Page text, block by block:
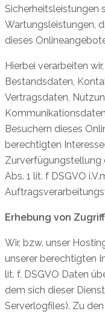
Sicherheitsleistungen
Wartungsleistungen,
dieses
Hierbei verarbeiten
Bestandsdaten,
Vertragsdaten,
Besuchern dieses
berechtigten
Zurverfügungstellung
Abs. 1 lit. f DSGVO
Erhebung von
Wir, bzw. unser
unserer berechtigten
lit. f. DSGVO Daten
dem sich dieser
Serverlogfiles). Zu